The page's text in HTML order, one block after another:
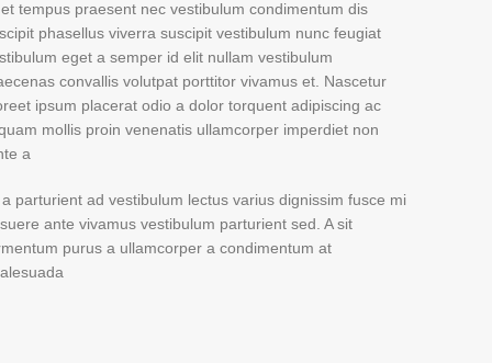
tempus praesent nec vestibulum condimentum dis
phasellus viverra suscipit vestibulum nunc feugiat
eget a semper id elit nullam vestibulum
convallis volutpat porttitor vivamus et. Nascetur
ipsum placerat odio a dolor torquent adipiscing ac
mollis proin venenatis ullamcorper imperdiet non
a.
parturient ad vestibulum lectus varius dignissim fusce mi
ante vivamus vestibulum parturient sed. A sit
purus a ullamcorper a condimentum at